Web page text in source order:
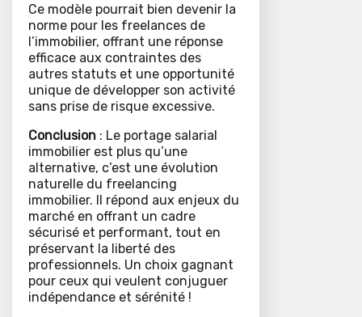
Ce modèle pourrait bien devenir la
norme pour les freelances de
l’immobilier, offrant une réponse
efficace aux contraintes des
autres statuts et une opportunité
unique de développer son activité
sans prise de risque excessive.
Conclusion : Le portage salarial
immobilier est plus qu’une
alternative, c’est une évolution
naturelle du freelancing
immobilier. Il répond aux enjeux du
marché en offrant un cadre
sécurisé et performant, tout en
préservant la liberté des
professionnels. Un choix gagnant
pour ceux qui veulent conjuguer
indépendance et sérénité !